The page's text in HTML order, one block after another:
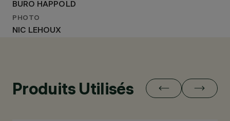
BURO HAPPOLD
PHOTO
NIC LEHOUX
Produits Utilisés